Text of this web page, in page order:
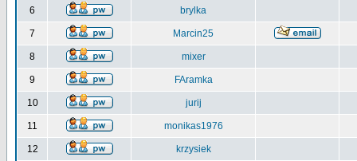
6 brylka
7 Marcin25
8 mixer
9 FAramka
10 jurij
11 monikas1976
12 krzysiek